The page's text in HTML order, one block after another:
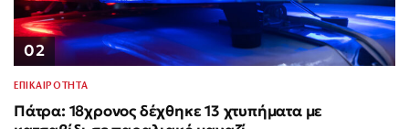
02
ΕΠΙΚΑΙΡΟΤΗΤΑ
Πάτρα: 18χρονος δέχθηκε 13 χτυπήματα με